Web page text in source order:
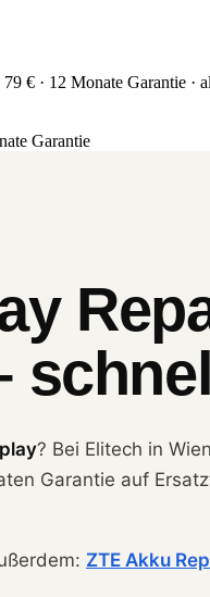
€ · 12 Monate Garantie ·
Garantie
? Bei Elitech in
Garantie auf
ZTE Akku